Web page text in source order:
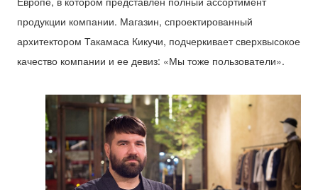
продукции компании. Магазин, спроектированный
архитектором Такамаса Кикучи, подчеркивает сверхвысокое
качество компании и ее девиз: «Мы тоже пользователи».